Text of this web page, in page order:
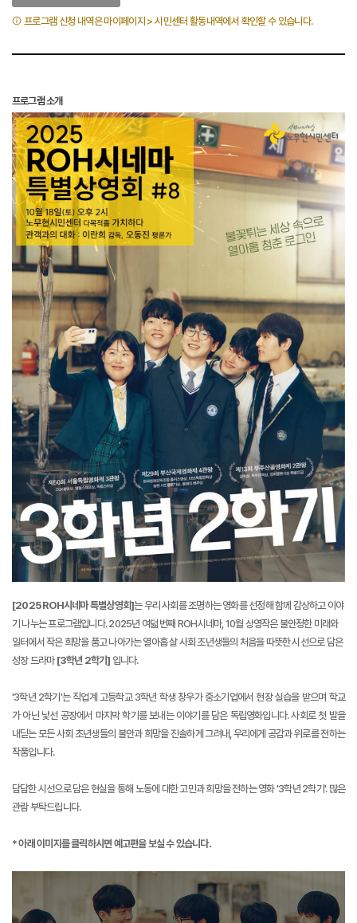
프로그램 신청 내역은 마이페이지 > 시민센터 활동내역에서 확인할 수 있습니다.
프로그램 소개
[2025 ROH시네마 특별상영회]는 우리 사회를 조명하는 영화를 선정해 함께 감상하고 이야
기 나누는 프로그램입니다. 2025년 여덟 번째 ROH시네마, 10월 상영작은불안정한 미래와
일터에서 작은 희망을 품고 나아가는 열아홉 살 사회 초년생들의 처음을 따뜻한 시선으로 담은
성장 드라마 [3학년 2학기] 입니다.
'3학년 2학기'는 직업계 고등학교 3학년 학생 창우가 중소기업에서 현장 실습을 받으며 학교
가 아닌 낯선 공장에서 마지막 학기를 보내는 이야기를 담은 독립영화입니다. 사회로 첫 발을
내딛는 모든 사회 초년생들의 불안과 희망을 진솔하게 그려내, 우리에게 공감과 위로를 전하는
작품입니다.
담담한 시선으로 담은 현실을 통해 노동에 대한 고민과 희망을 전하는 영화 '3학년 2학기'. 많은
관람 부탁드립니다.
* 아래 이미지를 클릭하시면 예고편을 보실 수 있습니다.